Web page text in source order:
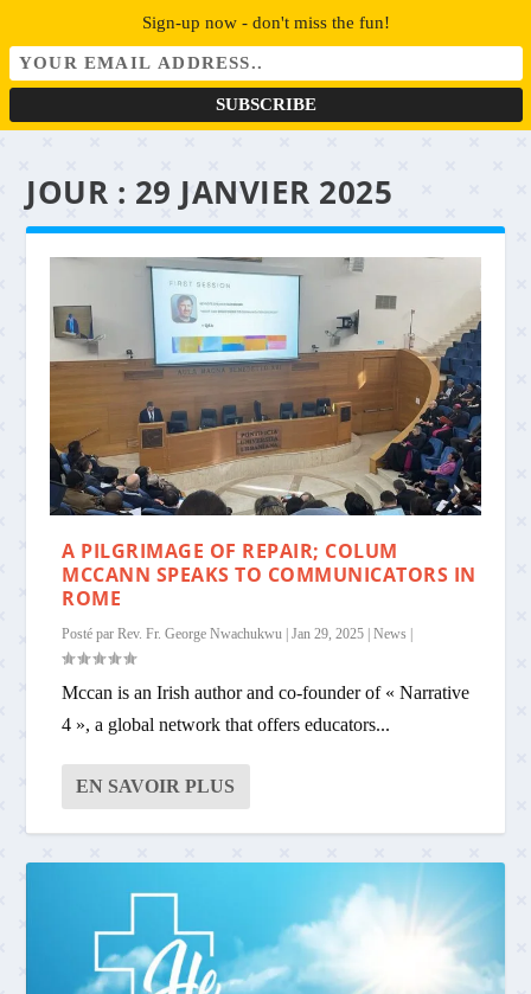
JOUR : 29 JANVIER 2025
A PILGRIMAGE OF REPAIR; COLUM
MCCANN SPEAKS TO COMMUNICATORS IN
ROME
Posté parRev. Fr. George Nwachukwu |Jan 29, 2025 |News |
Mccan is an Irish author and co-founder of « Narrative
4 », a global network that offers educators...
EN SAVOIR PLUS
Sign-up now - don't miss the fun!